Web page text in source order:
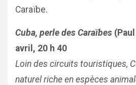
Caraïbe.
Cuba, perle des Caraïbes
avril, 20 h 40
Loin des circuits touristiques,
naturel riche en espèces